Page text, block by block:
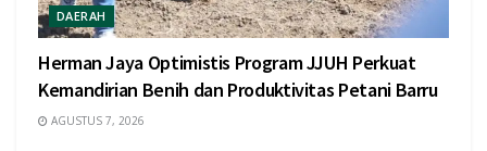
DAERAH
Herman Jaya Optimistis Program JJUH Perkuat
Kemandirian Benih dan Produktivitas Petani Barru
AGUSTUS 7, 2026